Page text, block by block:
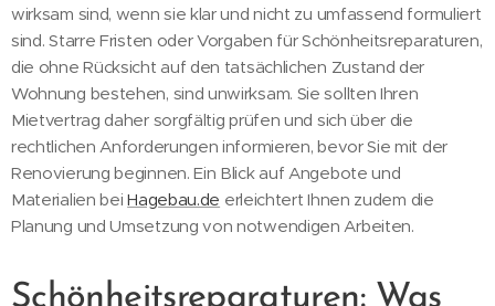
wirksam sind, wenn sie klar und nicht zu umfassend formuliert
sind. Starre Fristen oder Vorgaben für Schönheitsreparaturen,
die ohne Rücksicht auf den tatsächlichen Zustand der
Wohnung bestehen, sind unwirksam. Sie sollten Ihren
Mietvertrag daher sorgfältig prüfen und sich über die
rechtlichen Anforderungen informieren, bevor Sie mit der
Renovierung beginnen. Ein Blick auf Angebote und
Materialien beiHagebau.de erleichtert Ihnen zudem die
Planung und Umsetzung von notwendigen Arbeiten.
Schönheitsreparaturen: Was